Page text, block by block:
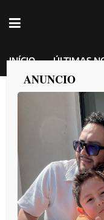
INÍCIO ÚLTIMAS
Sujetos
a secretario
Sinaloa.
México Comunica
ANUNCIO